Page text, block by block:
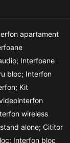
apartament
Interfoane
bloc; Interfon
Kit
wireless
alone; Cititor
Interfon bloc